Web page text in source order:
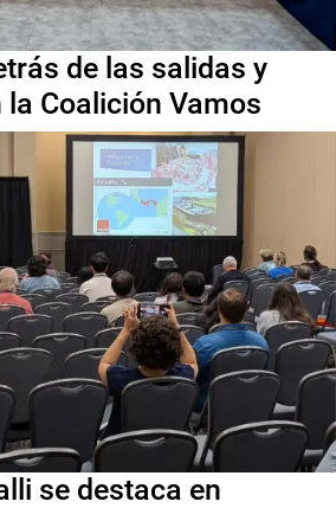
de las salidas y
Coalición Vamos
se destaca en